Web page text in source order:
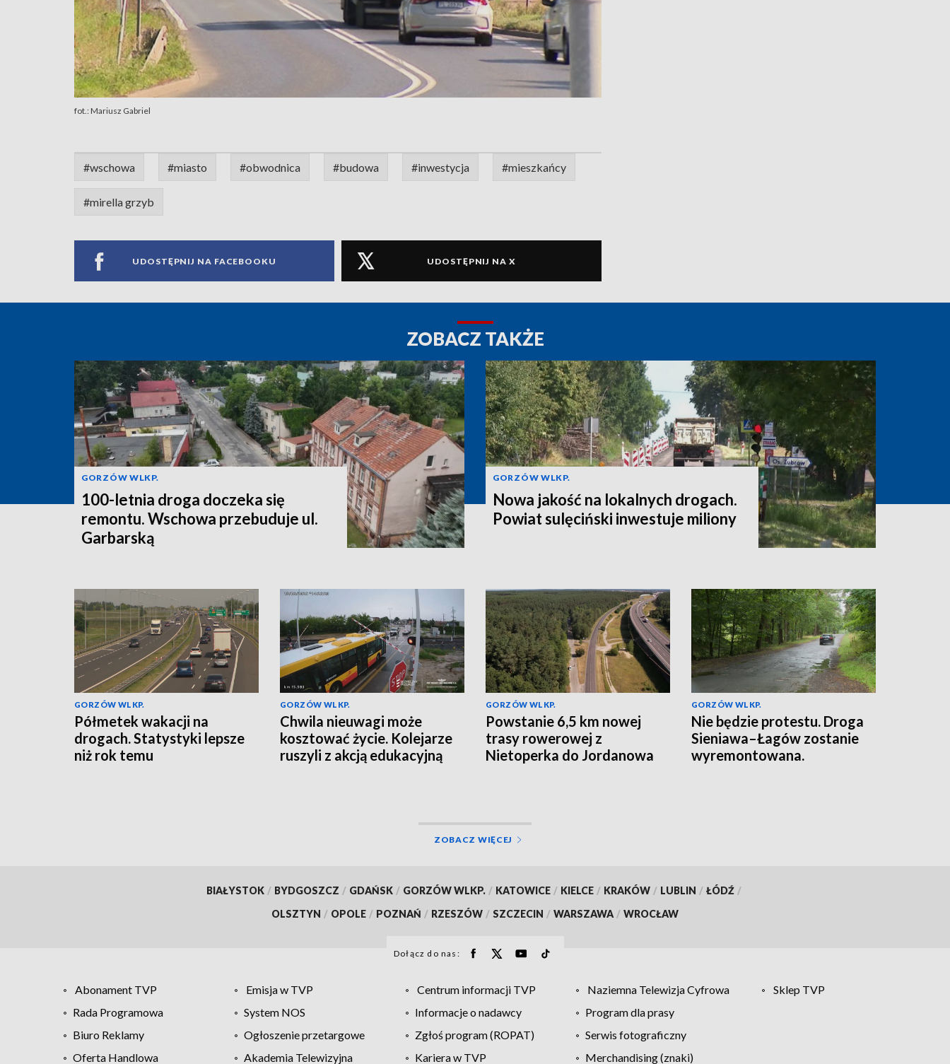
fot.: Mariusz Gabriel
#wschowa #miasto #obwodnica #budowa #inwestycja #mieszkańcy
#mirella grzyb
UDOSTĘPNIJ NA FACEBOOKU UDOSTĘPNIJ NA X
ZOBACZ TAKŻE
GORZÓW WLKP.
100-letnia droga doczeka się
remontu. Wschowa przebuduje ul.
Garbarską
GORZÓW WLKP.
Nowa jakość na lokalnych drogach.
Powiat sulęciński inwestuje miliony
GORZÓW WLKP.
Półmetek wakacji na
drogach. Statystyki lepsze
niż rok temu
GORZÓW WLKP.
Chwila nieuwagi może
kosztować życie. Kolejarze
ruszyli z akcją edukacyjną
GORZÓW WLKP.
Powstanie 6,5 km nowej
trasy rowerowej z
Nietoperka do Jordanowa
GORZÓW WLKP.
Nie będzie protestu. Droga
Sieniawa–Łagów zostanie
wyremontowana.
ZOBACZ WIĘCEJ
BIAŁYSTOK / BYDGOSZCZ / GDAŃSK / GORZÓW WLKP. / KATOWICE / KIELCE / KRAKÓW / LUBLIN / ŁÓDŹ /
OLSZTYN / OPOLE / POZNAŃ / RZESZÓW / SZCZECIN / WARSZAWA / WROCŁAW
Dołącz do nas:
Abonament TVP Emisja w TVP Centrum informacji TVP Naziemna Telewizja Cyfrowa
Sklep TVP
Rada Programowa
System NOS Informacje o nadawcy
Program dla prasy
Biuro Reklamy
Ogłoszenie przetargowe Zgłoś program (ROPAT)
Serwis fotograficzny
Oferta Handlowa
Akademia Telewizyjna Kariera w TVP Merchandising (znaki)